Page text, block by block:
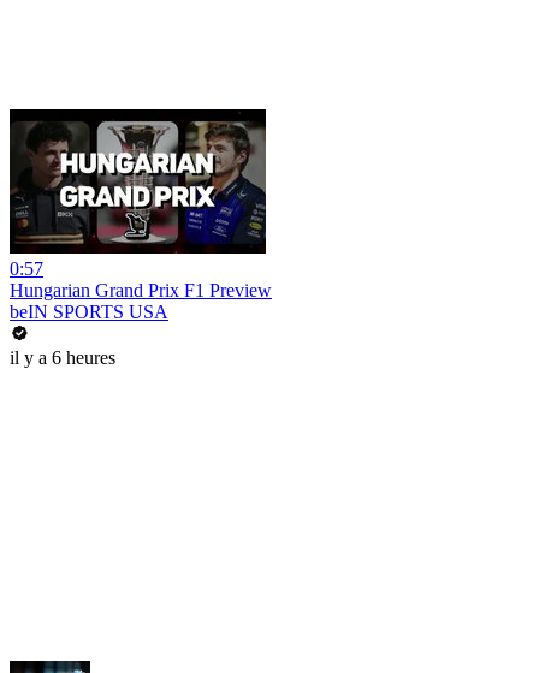
0:57
Hungarian Grand Prix F1 Preview
beIN SPORTS USA
il y a 6 heures